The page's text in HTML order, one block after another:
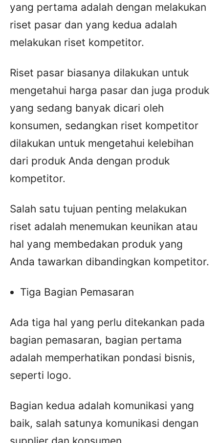
yang pertama adalah dengan melakukan
riset pasar dan yang kedua adalah
melakukan riset kompetitor.
Riset pasar biasanya dilakukan untuk
mengetahui harga pasar dan juga produk
yang sedang banyak dicari oleh
konsumen, sedangkan riset kompetitor
dilakukan untuk mengetahui kelebihan
dari produk Anda dengan produk
kompetitor.
Salah satu tujuan penting melakukan
riset adalah menemukan keunikan atau
hal yang membedakan produk yang
Anda tawarkan dibandingkan kompetitor.
Tiga Bagian Pemasaran
Ada tiga hal yang perlu ditekankan pada
bagian pemasaran, bagian pertama
adalah memperhatikan pondasi bisnis,
seperti logo.
Bagian kedua adalah komunikasi yang
baik, salah satunya komunikasi dengan